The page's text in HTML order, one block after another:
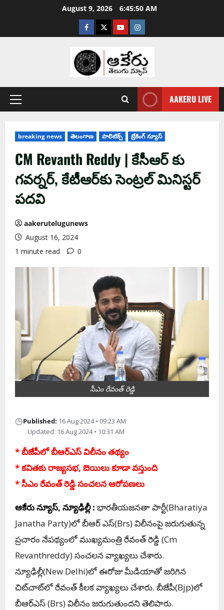
August 9, 2026 6:45:51 AM
AAKERU LIVE
breaking news తెలంగాణ పాలిటిక్స్ బ్రేకింగ్ న్యూస్
CM Revanth Reddy | కేసీఆర్ కు
గ‌వ‌ర్న‌ర్‌, కేటీఆర్‌కు సెంట్ర‌ల్ మినిస్ట‌ర్
ప‌ద‌వి
aakerutelugunews
August 16, 2024
1 minute read
0
సీఎం రేవంత్ రెడ్డి
◷Published: 16 Aug 2024 • 09:23 AM
Updated: 16 Aug 2024 • 10:31 AM
* బీజేపీలో బీఆర్ఎస్ విలీనం త‌థ్యం
* క‌విత‌కు రాజ్య‌స‌భ‌, బెయిలు కూడా వ‌స్తుంది
* సీఎం రేవంత్ రెడ్డి సంచ‌ల‌న ఆరోప‌ణ‌లు
ఆకేరు న్యూస్‌, న్యూఢిల్లీ : భార‌తీయ‌జ‌న‌తా పార్టీ(Bharatiya
Janatha Party)లో బీఆర్ ఎస్(Brs) విలీనంపై జ‌రుగుతున్న
ప్ర‌చారం నేప‌థ్యంలో ముఖ్య‌మంత్రి రేవంత్ రెడ్డి (Cm
Revanthreddy) సంచ‌ల‌న వ్యాఖ్య‌లు చేశారు.
న్యూఢిల్లీ(New Delhi)లో ఈరోజు మీడియాతో జ‌రిగిన
చిట్‌చాట్‌లో రేవంత్ కీల‌క వ్యాఖ్య‌లు చేశారు. బీజేపీ(Bjp)లో
బీఆర్ఎస్ (Brs) విలీనం జ‌రుగుతుంద‌ని తెలిపారు.